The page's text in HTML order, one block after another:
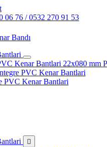
06 76 / 0532 270 91 53
Kenar Bantlari 22x080 mm
PVC Kenar Bantlari
PVC Kenar Bantlari
